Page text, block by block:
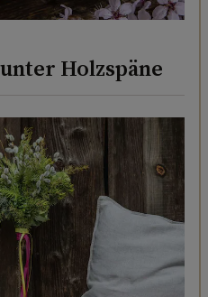
Holzspäne